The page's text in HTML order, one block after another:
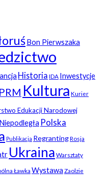
Bon Pierwszaka
Historia IDA Inwestycje
Kultura Kurier
Edukacji Narodowej
Niepodległa Polska
Publikacja RegrantingRosja
Ukraina Warsztaty
Ławka Wystawa Zaolzie